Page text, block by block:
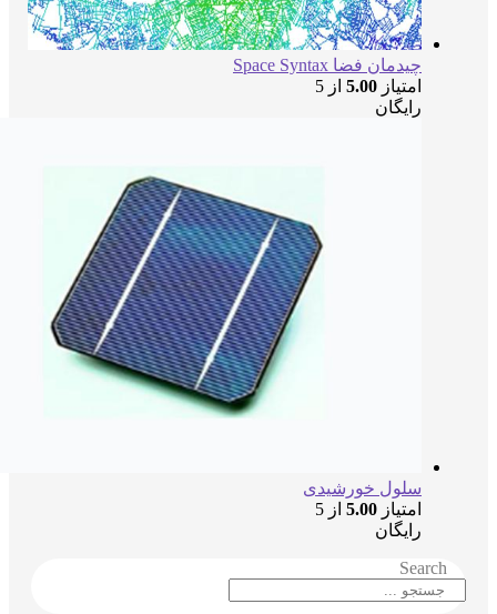
چیدمان فضا Space Syntax
5.00از 5
سلول خورشیدی
5.00از 5